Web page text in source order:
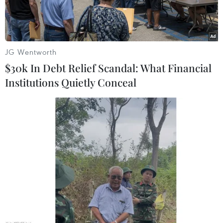
Futsal Việt Nam (áo trắng) dừng bước sau trận thua Nga.
(Nguồn: Getty Images)
Đội tuyển bóng đá Futsal Việt Nam đã không thể
làm nên bất ngờ khi để thua 0-7 trước đội tuyển
Nga ở vòng 1/8 FIFA Futsal World Cup 2016.
JG Wentworth
$30k In Debt Relief Scandal: What Financial
Institutions Quietly Conceal